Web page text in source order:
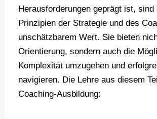
Herausforderungen geprägt ist, sind
Prinzipien der Strategie und des
unschätzbarem Wert. Sie bieten
Orientierung, sondern auch die
Komplexität umzugehen und
navigieren. Die Lehre aus diesem
Coaching-Ausbildung: